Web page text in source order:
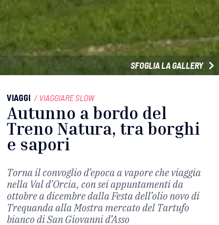
SFOGLIA LA GALLERY
VIAGGI / VIAGGIARE SLOW
Autunno a bordo del
Treno Natura, tra borghi
e sapori
Torna il convoglio d’epoca a vapore che viaggia
nella Val d’Orcia, con sei appuntamenti da
ottobre a dicembre dalla Festa dell’olio novo di
Trequanda alla Mostra mercato del Tartufo
bianco di San Giovanni d’Asso